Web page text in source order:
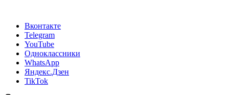
Вконтакте
Telegram
YouTube
Одноклассники
WhatsApp
Яндекс.Дзен
TikTok